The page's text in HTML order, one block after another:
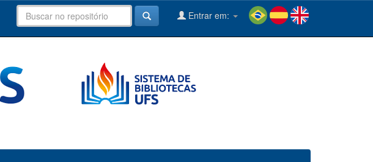
Entrar em: